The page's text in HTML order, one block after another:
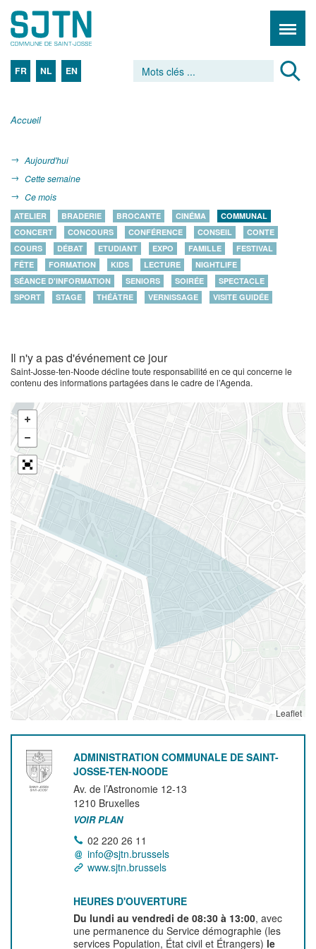
FR NL EN
Accueil
Aujourd'hui
Cette semaine
Ce mois
ATELIER BRADERIE BROCANTE CINÉMA
COMMUNAL
CONCERT
CONCOURS CONFÉRENCE CONSEIL
CONTE
COURS
DÉBAT ETUDIANT EXPO FAMILLE
FESTIVAL
FÊTE
FORMATION KIDS LECTURE
NIGHTLIFE
SÉANCE D'INFORMATION
SENIORS SOIRÉE
SPECTACLE
SPORT
STAGE THÉÂTRE VERNISSAGE VISITE GUIDÉE
Il n'y a pas d'événement ce jour
Saint-Josse-ten-Noode décline toute responsabilité en ce qui concerne le
contenu des informations partagées dans le cadre de l’Agenda.
Leaflet
ADMINISTRATION COMMUNALE DE SAINT-
JOSSE-TEN-NOODE
Av. de l’Astronomie 12-13
1210 Bruxelles
VOIR PLAN
02 220 26 11
info@sjtn.brussels
www.sjtn.brussels
HEURES D'OUVERTURE
Du lundi au vendredi de 08:30 à 13:00, avec
une permanence du Service démographie (les
services Population, État civil et Étrangers) le